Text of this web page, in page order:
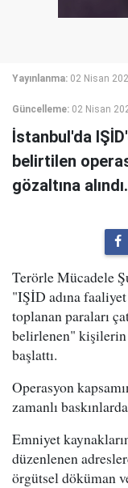
Yayınlanma: 02 Nisan
Güncelleme: 02 Nisan
İstanbul'da
belirtilen
gözaltına alındı.
Terörle Mücadele
"IŞİD adına
toplanan paraları
belirlenen" kişilerin
başlattı.
Operasyon
zamanlı
Emniyet
düzenlenen
örgütsel döküman